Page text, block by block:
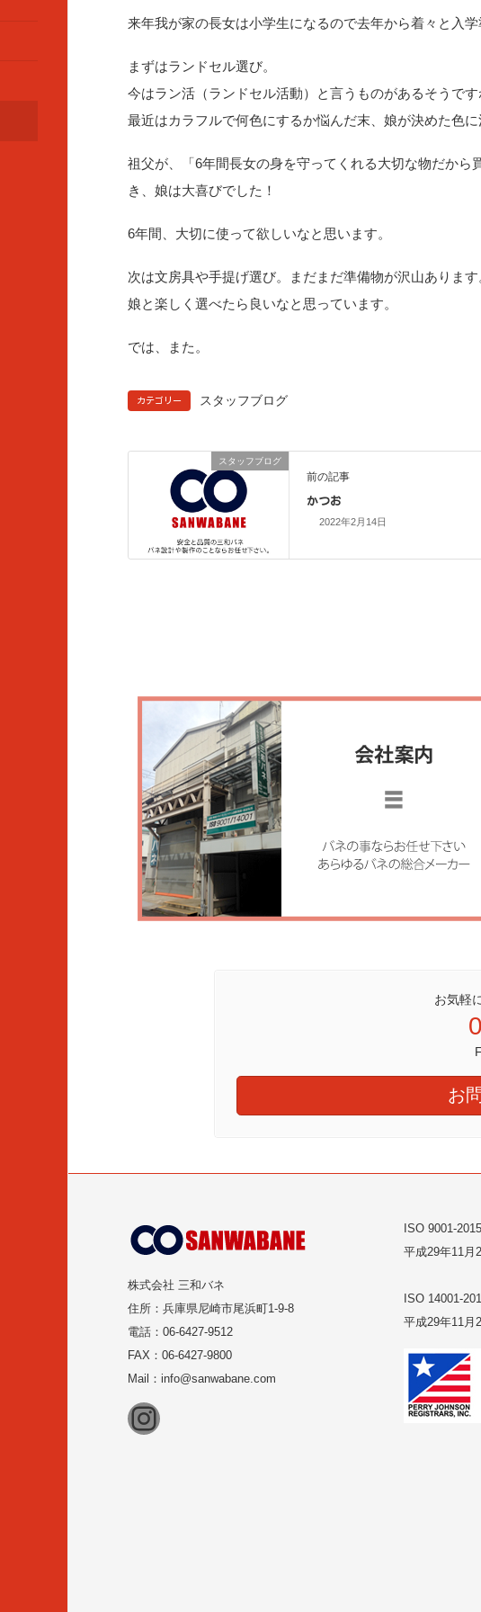
来年我が家の長女は小学生になるので去年から着々と入学
まずはランドセル選び。
今はラン活（ランドセル活動）と言うものがあるそうです
最近はカラフルで何色にするか悩んだ末、娘が決めた色に
祖父が、「6年間長女の身を守ってくれる大切な物だか
き、娘は大喜びでした！
6年間、大切に使って欲しいなと思います。
次は文房具や手提げ選び。まだまだ準備物が沢山あります
娘と楽しく選べたら良いなと思っています。
では、また。
カテゴリー スタッフブログ
スタッフブログ
前の記事
かつお
2022年2月14日
お気軽
お
株式会社 三和バネ
住所：兵庫県尼崎市尾浜町1-9-8
電話：06-6427-9512
FAX：06-6427-9800
Mail：info@sanwabane.com
Instagram
ISO 9001-2015
平成29年11月
ISO 14001-
平成29年11月